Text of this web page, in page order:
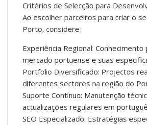
Critérios de Selecção para
Ao escolher parceiros para criar o
Porto, considere:
Experiência Regional:
mercado portuense e suas
Portfolio Diversificado: Projectos
diferentes sectores na região do
Suporte Contínuo: Manutenção
actualizações regulares em
SEO Especializado: Estratégias